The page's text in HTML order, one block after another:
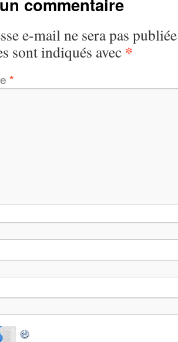
e-mail ne sera pas
sont indiqués avec *
*